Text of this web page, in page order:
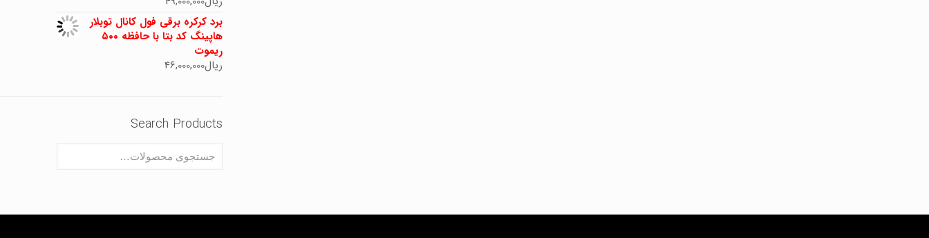
برد کرکره برقی فول کانال توبلار
هاپینگ کد بتا با حافظه ۵۰۰
ریموت
ریال46,000,000
Search Products